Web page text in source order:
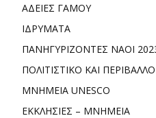
ΑΔΕΙΕΣ ΓΑΜΟΥ
ΙΔΡΥΜΑΤΑ
ΠΑΝΗΓΥΡΙΖΟΝΤΕΣ ΝΑΟΙ
ΠΟΛΙΤΙΣΤΙΚΟ ΚΑΙ
ΜΝΗΜΕΙΑ UNESCO
ΕΚΚΛΗΣΙΕΣ – ΜΝΗΜΕΙΑ